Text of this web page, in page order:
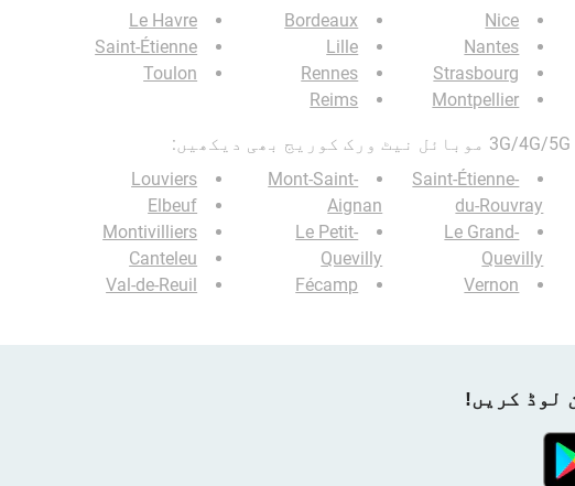
Nice
Nantes
Strasbourg
Montpellier
Bordeaux
Lille
Rennes
Reims
Le Havre
Saint-Étienne
Toulon
Saint-Étienne-
du-Rouvray
Le Grand-
Quevilly
Vernon
Mont-Saint-
Aignan
Le Petit-
Quevilly
Fécamp
Louviers
Elbeuf
Montivilliers
Canteleu
Val-de-Reuil